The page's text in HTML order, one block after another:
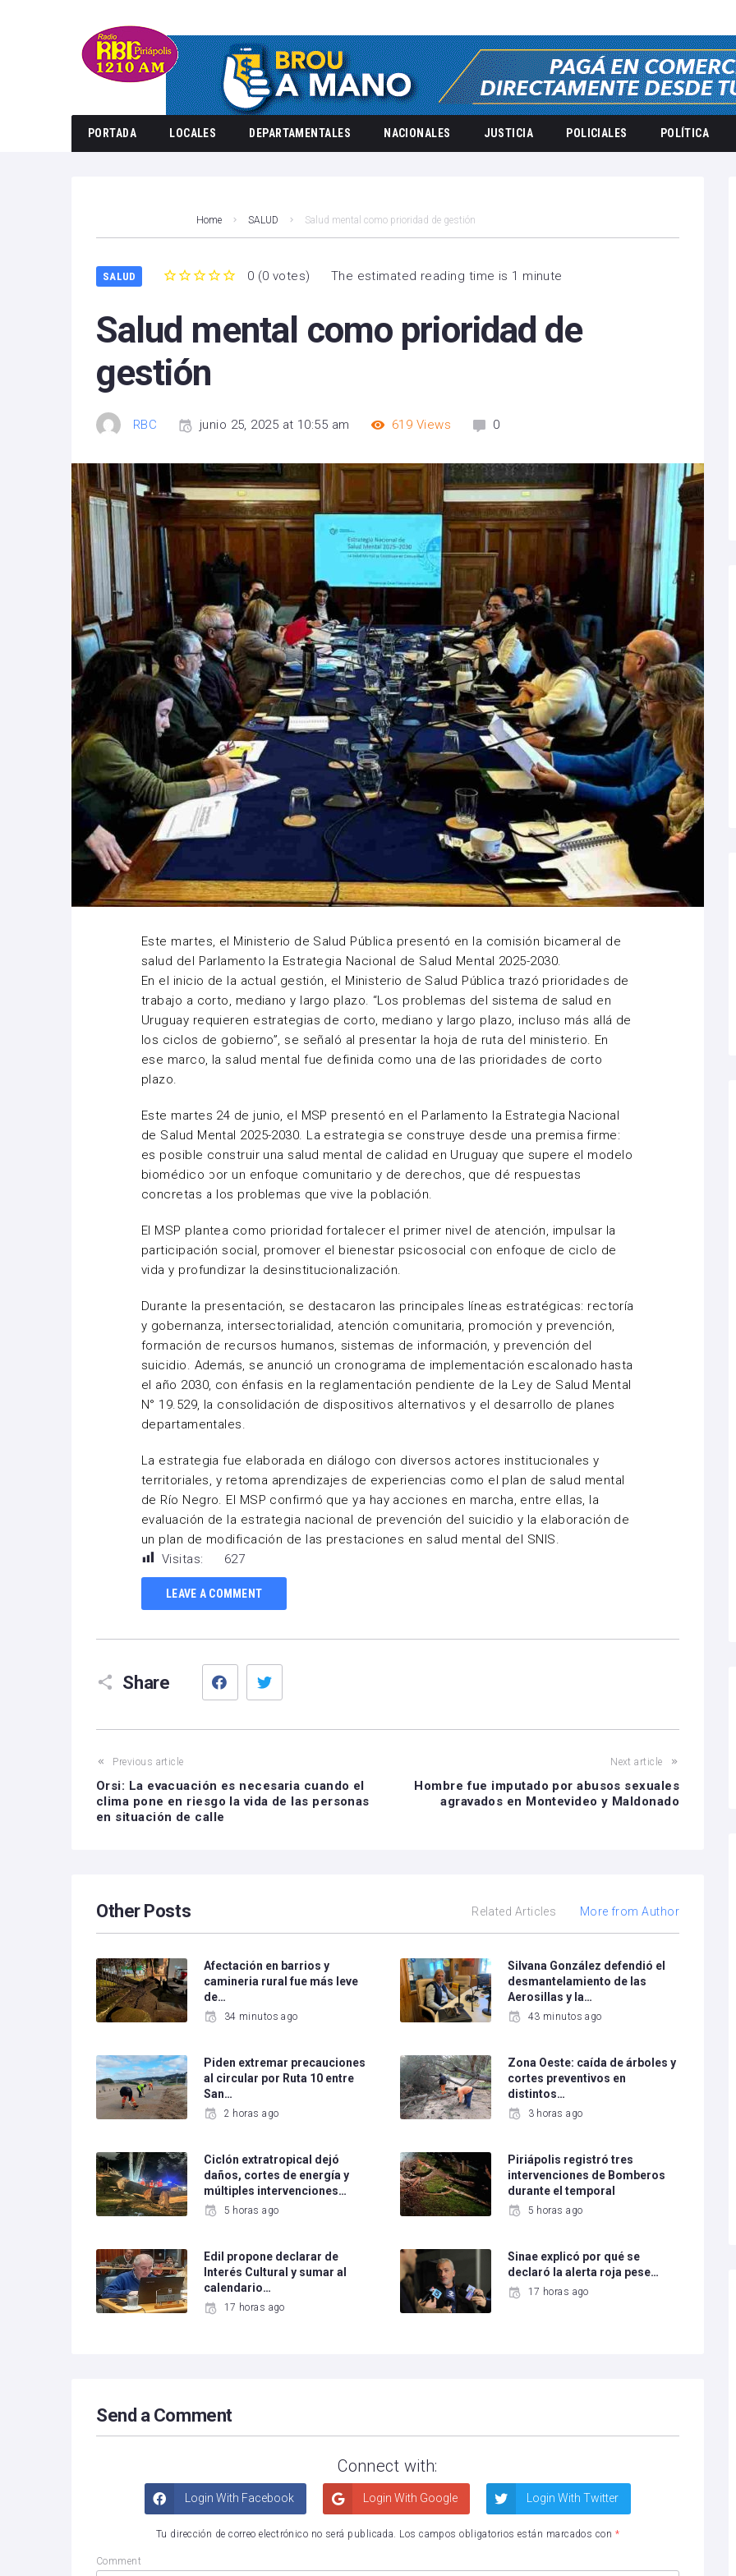
PORTADA LOCALES DEPARTAMENTALES NACIONALES JUSTICIA POLICIALES POLÍTICA
Home SALUD Salud mental como prioridad de gestión
SALUD 0 (0 votes) The estimated reading time is 1 minute
Salud mental como prioridad de
gestión
RBC junio 25, 2025 at 10:55 am 619 Views 0
Este martes, el Ministerio de Salud Pública presentó en la comisión bicameral de
salud del Parlamento la Estrategia Nacional de Salud Mental 2025-2030.
En el inicio de la actual gestión, el Ministerio de Salud Pública trazó prioridades de
trabajo a corto, mediano y largo plazo. “Los problemas del sistema de salud en
Uruguay requieren estrategias de corto, mediano y largo plazo, incluso más allá de
los ciclos de gobierno”, se señaló al presentar la hoja de ruta del ministerio. En
ese marco, la salud mental fue definida como una de las prioridades de corto
plazo.
Este martes 24 de junio, el MSP presentó en el Parlamento la Estrategia Nacional
de Salud Mental 2025-2030. La estrategia se construye desde una premisa firme:
es posible construir una salud mental de calidad en Uruguay que supere el modelo
biomédico por un enfoque comunitario y de derechos, que dé respuestas
concretas a los problemas que vive la población.
El MSP plantea como prioridad fortalecer el primer nivel de atención, impulsar la
participación social, promover el bienestar psicosocial con enfoque de ciclo de
vida y profundizar la desinstitucionalización.
Durante la presentación, se destacaron las principales líneas estratégicas: rectoría
y gobernanza, intersectorialidad, atención comunitaria, promoción y prevención,
formación de recursos humanos, sistemas de información, y prevención del
suicidio. Además, se anunció un cronograma de implementación escalonado hasta
el año 2030, con énfasis en la reglamentación pendiente de la Ley de Salud Mental
N° 19.529, la consolidación de dispositivos alternativos y el desarrollo de planes
departamentales.
La estrategia fue elaborada en diálogo con diversos actores institucionales y
territoriales, y retoma aprendizajes de experiencias como el plan de salud mental
de Río Negro. El MSP confirmó que ya hay acciones en marcha, entre ellas, la
evaluación de la estrategia nacional de prevención del suicidio y la elaboración de
un plan de modificación de las prestaciones en salud mental del SNIS.
Visitas:
627
LEAVE A COMMENT
Share
Facebook
Previous article
Orsi: La evacuación es necesaria cuando el
clima pone en riesgo la vida de las personas
en situación de calle
Next article
Hombre fue imputado por abusos sexuales
agravados en Montevideo y Maldonado
Other Posts Related Articles More from Author
Afectación en barrios y
camineria rural fue más leve
de…
34 minutos ago
Silvana González defendió el
desmantelamiento de las
Aerosillas y la…
43 minutos ago
Piden extremar precauciones
al circular por Ruta 10 entre
San…
2 horas ago
Zona Oeste: caída de árboles y
cortes preventivos en
distintos…
3 horas ago
Ciclón extratropical dejó
daños, cortes de energía y
múltiples intervenciones…
5 horas ago
Piriápolis registró tres
intervenciones de Bomberos
durante el temporal
5 horas ago
Edil propone declarar de
Interés Cultural y sumar al
calendario…
17 horas ago
Sinae explicó por qué se
declaró la alerta roja pese…
17 horas ago
Send a Comment
Connect with:
Login With Facebook Login With Google Login With Twitter
Tu dirección de correo electrónico no será publicada. Los campos obligatorios están marcados con *
Comment